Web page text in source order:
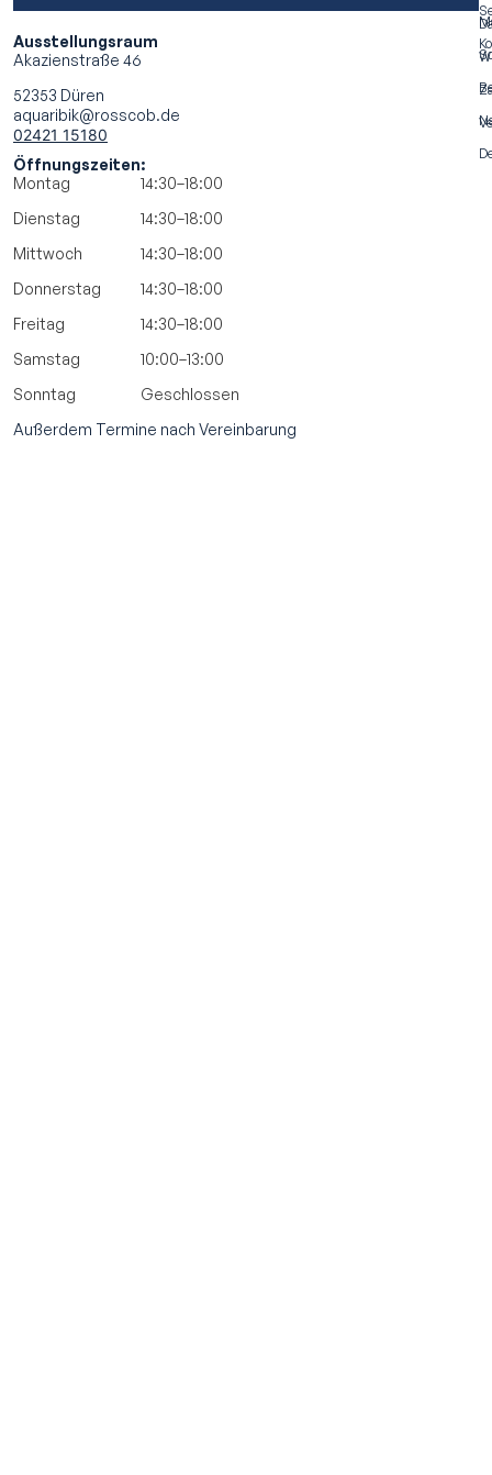
Ausstellungsraum
Akazienstraße 46
52353 Düren
aquaribik@rosscob.de
02421 15180
Öffnungszeiten:
Montag
14:30–18:00
Dienstag
14:30–18:00
Mittwoch
14:30–18:00
Donnerstag
14:30–18:00
Freitag
14:30–18:00
Samstag
10:00–13:00
Sonntag
Geschlossen
Außerdem Termine nach Vereinbarung